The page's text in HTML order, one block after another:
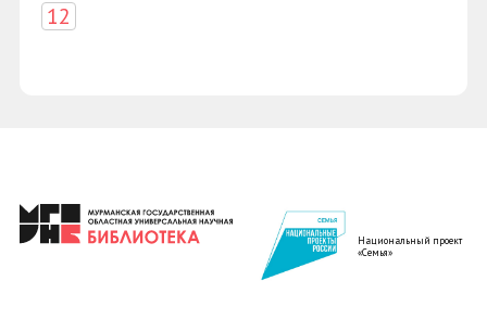
12
Национальный проект
«Семья»